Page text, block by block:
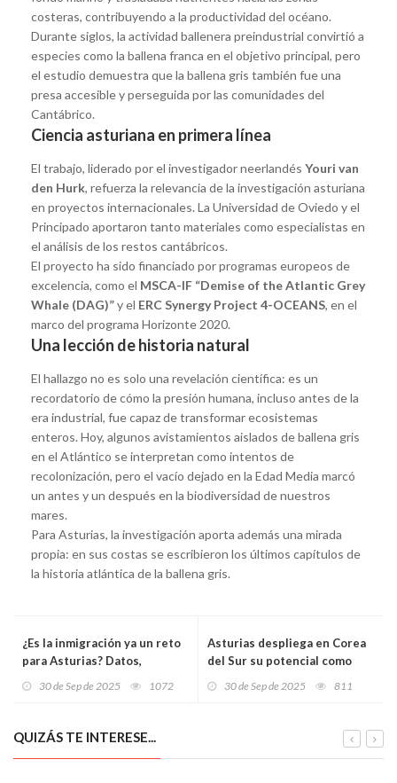
costeras, contribuyendo a la productividad del océano.
Durante siglos, la actividad ballenera preindustrial convirtió a
especies como la ballena franca en el objetivo principal, pero
el estudio demuestra que la ballena gris también fue una
presa accesible y perseguida por las comunidades del
Cantábrico.
Ciencia asturiana en primera línea
El trabajo, liderado por el investigador neerlandés Youri van
den Hurk, refuerza la relevancia de la investigación asturiana
en proyectos internacionales. La Universidad de Oviedo y el
Principado aportaron tanto materiales como especialistas en
el análisis de los restos cantábricos.
El proyecto ha sido financiado por programas europeos de
excelencia, como el MSCA-IF “Demise of the Atlantic Grey
Whale (DAG)”y el ERC Synergy Project 4-OCEANS, en el
marco del programa Horizonte 2020.
Una lección de historia natural
El hallazgo no es solo una revelación científica: es un
recordatorio de cómo la presión humana, incluso antes de la
era industrial, fue capaz de transformar ecosistemas
enteros. Hoy, algunos avistamientos aislados de ballena gris
en el Atlántico se interpretan como intentos de
recolonización, pero el vacío dejado en la Edad Media marcó
un antes y un después en la biodiversidad de nuestros
mares.
Para Asturias, la investigación aporta además una mirada
propia: en sus costas se escribieron los últimos capítulos de
la historia atlántica de la ballena gris.
¿Es la inmigración ya un reto
para Asturias? Datos,
30 de Sep de 2025 1072
Asturias despliega en Corea
del Sur su potencial como
comercial para las pymes
30 de Sep de 2025 811
QUIZÁS TE INTERESE...